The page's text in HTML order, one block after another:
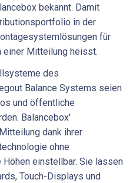
bekannt. Damit
in der
für
Mitteilung heisst.
des
Balance Systems seien
und öffentliche
Balancebox'
dank ihrer
ohne
einstellbar. Sie lassen
Touch-Displays und